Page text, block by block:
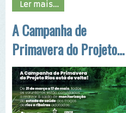
De 21 de março a 17 de maio,
voluntários estão convidados a
saúde dos troços de rios e ribeiras
Ler mais...